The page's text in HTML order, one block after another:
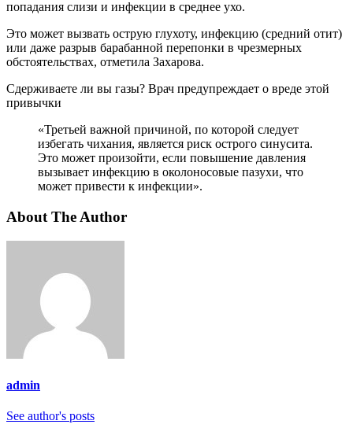
попадания слизи и инфекции в среднее ухо.
Это может вызвать острую глухоту, инфекцию (средний отит)
или даже разрыв барабанной перепонки в чрезмерных
обстоятельствах, отметила Захарова.
Сдерживаете ли вы газы? Врач предупреждает о вреде этой
привычки
«Третьей важной причиной, по которой следует
избегать чихания, является риск острого синусита.
Это может произойти, если повышение давления
вызывает инфекцию в околоносовые пазухи, что
может привести к инфекции».
About The Author
admin
See author's posts